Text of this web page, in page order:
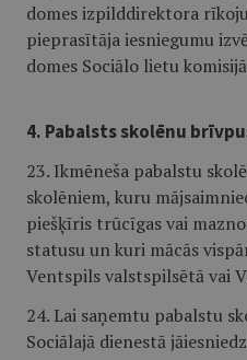
domes izpilddirektora
pieprasītāja iesniegumu
domes Sociālo lietu
4. Pabalsts skolēnu
23. Ikmēneša pabalstu
skolēniem, kuru
piešķīris trūcīgas vai
statusu un kuri mācās
Ventspils valstspilsētā vai
24. Lai saņemtu pabalstu
Sociālajā dienestā